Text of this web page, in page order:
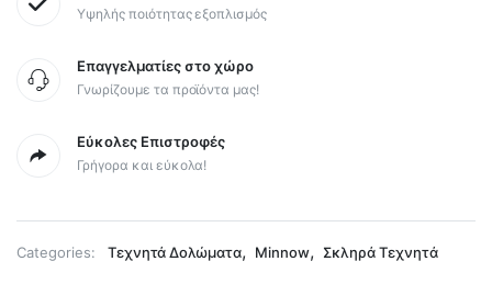
Υψηλής ποιότητας εξοπλισμός
Επαγγελματίες στο χώρο
Γνωρίζουμε τα προϊόντα μας!
Εύκολες Επιστροφές
Γρήγορα και εύκολα!
Categories: Τεχνητά Δολώματα, Minnow, Σκληρά Τεχνητά